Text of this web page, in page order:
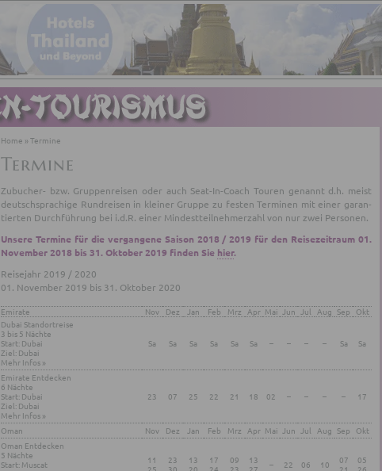
Home »Termine
Termine
Zu­bu­cher- bzw. Grup­pen­rei­sen oder auch Se­at-In-Coach Tou­ren ge­nannt d.h. meist
deutsch­spra­chi­ge Rund­rei­sen in klei­ner Grup­pe zu fes­ten Ter­mi­nen mit einer ga­ran­
tier­ten Durch­füh­rung bei i.d.R. einer Min­dest­teil­neh­mer­zahl von nur zwei Per­so­nen.
Un­se­re Ter­mi­ne für die ver­gan­ge­ne Sai­son 2018 / 2019 für den Rei­se­zeit­raum 01.
No­vem­ber 2018 bis 31. Ok­to­ber 2019 fin­den Sie hier.
Rei­se­jahr 2019 / 2020
01. No­vem­ber 2019 bis 31. Ok­to­ber 2020
Emi­ra­te Nov Dez Jan Feb Mrz Apr Mai Jun Jul Aug Sep Okt
Dubai Stand­ort­rei­se
3 bis 5 Näch­te
Start: Dubai
Ziel: Dubai
Mehr Infos »
Sa Sa Sa Sa Sa Sa – – – – Sa Sa
Emi­ra­te Ent­de­cken
6 Näch­te
Start: Dubai
Ziel: Dubai
Mehr Infos »
23 07 25 22 21 18 02 – – – – 17
Oman Nov Dez Jan Feb Mrz Apr Mai Jun Jul Aug Sep Okt
Oman Ent­de­cken
5 Näch­te
Start: Mu­s­cat
11
23
13
17
09
13
– 22 06 10
07
05